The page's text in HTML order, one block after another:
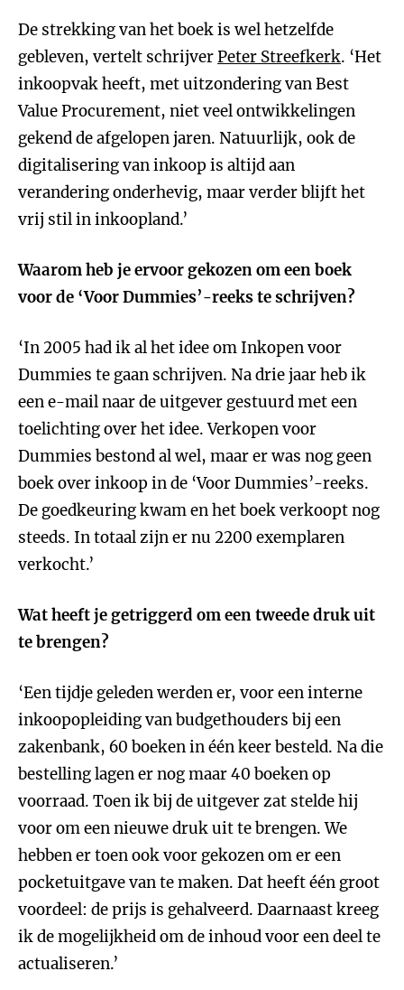
De strekking van het boek is wel hetzelfde
gebleven, vertelt schrijverPeter Streefkerk. ‘Het
inkoopvak heeft, met uitzondering van Best
Value Procurement, niet veel ontwikkelingen
gekend de afgelopen jaren. Natuurlijk, ook de
digitalisering van inkoop is altijd aan
verandering onderhevig, maar verder blijft het
vrij stil in inkoopland.’
Waarom heb je ervoor gekozen om een boek
voor de ‘Voor Dummies’-reeks te schrijven?
‘In 2005 had ik al het idee om Inkopen voor
Dummies te gaan schrijven. Na drie jaar heb ik
een e-mail naar de uitgever gestuurd met een
toelichting over het idee. Verkopen voor
Dummies bestond al wel, maar er was nog geen
boek over inkoop in de ‘Voor Dummies’-reeks.
De goedkeuring kwam en het boek verkoopt nog
steeds. In totaal zijn er nu 2200 exemplaren
verkocht.’
Wat heeft je getriggerd om een tweede druk uit
te brengen?
‘Een tijdje geleden werden er, voor een interne
inkoopopleiding van budgethouders bij een
zakenbank, 60 boeken in één keer besteld. Na die
bestelling lagen er nog maar 40 boeken op
voorraad. Toen ik bij de uitgever zat stelde hij
voor om een nieuwe druk uit te brengen. We
hebben er toen ook voor gekozen om er een
pocketuitgave van te maken. Dat heeft één groot
voordeel: de prijs is gehalveerd. Daarnaast kreeg
ik de mogelijkheid om de inhoud voor een deel te
actualiseren.’